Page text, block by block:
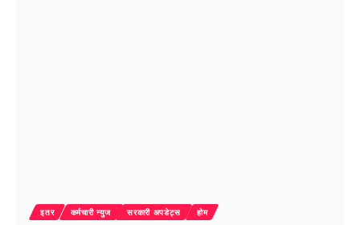
इतर कर्मचारी न्युज सरकारी अपडेट्स होम